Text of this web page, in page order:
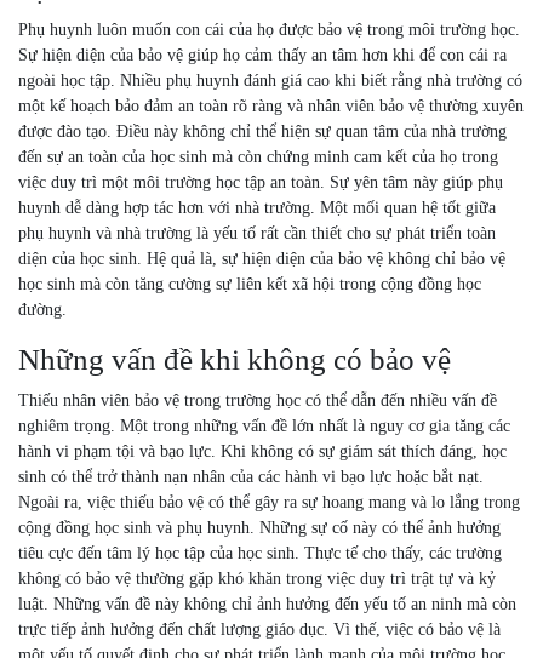
Phụ huynh luôn muốn con cái của họ được bảo vệ trong môi trường học.
Sự hiện diện của bảo vệ giúp họ cảm thấy an tâm hơn khi để con cái ra
ngoài học tập. Nhiều phụ huynh đánh giá cao khi biết rằng nhà trường có
một kế hoạch bảo đảm an toàn rõ ràng và nhân viên bảo vệ thường xuyên
được đào tạo. Điều này không chỉ thể hiện sự quan tâm của nhà trường
đến sự an toàn của học sinh mà còn chứng minh cam kết của họ trong
việc duy trì một môi trường học tập an toàn. Sự yên tâm này giúp phụ
huynh dễ dàng hợp tác hơn với nhà trường. Một mối quan hệ tốt giữa
phụ huynh và nhà trường là yếu tố rất cần thiết cho sự phát triển toàn
diện của học sinh. Hệ quả là, sự hiện diện của bảo vệ không chỉ bảo vệ
học sinh mà còn tăng cường sự liên kết xã hội trong cộng đồng học
đường.
Những vấn đề khi không có bảo vệ
Thiếu nhân viên bảo vệ trong trường học có thể dẫn đến nhiều vấn đề
nghiêm trọng. Một trong những vấn đề lớn nhất là nguy cơ gia tăng các
hành vi phạm tội và bạo lực. Khi không có sự giám sát thích đáng, học
sinh có thể trở thành nạn nhân của các hành vi bạo lực hoặc bắt nạt.
Ngoài ra, việc thiếu bảo vệ có thể gây ra sự hoang mang và lo lắng trong
cộng đồng học sinh và phụ huynh. Những sự cố này có thể ảnh hưởng
tiêu cực đến tâm lý học tập của học sinh. Thực tế cho thấy, các trường
không có bảo vệ thường gặp khó khăn trong việc duy trì trật tự và kỷ
luật. Những vấn đề này không chỉ ảnh hưởng đến yếu tố an ninh mà còn
trực tiếp ảnh hưởng đến chất lượng giáo dục. Vì thế, việc có bảo vệ là